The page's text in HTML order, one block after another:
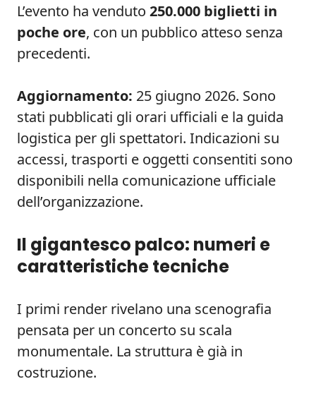
L’evento ha venduto 250.000 biglietti in
poche ore, con un pubblico atteso senza
precedenti.
Aggiornamento: 25 giugno 2026. Sono
stati pubblicati gli orari ufficiali e la guida
logistica per gli spettatori. Indicazioni su
accessi, trasporti e oggetti consentiti sono
disponibili nella comunicazione ufficiale
dell’organizzazione.
Il gigantesco palco: numeri e
caratteristiche tecniche
I primi render rivelano una scenografia
pensata per un concerto su scala
monumentale. La struttura è già in
costruzione.